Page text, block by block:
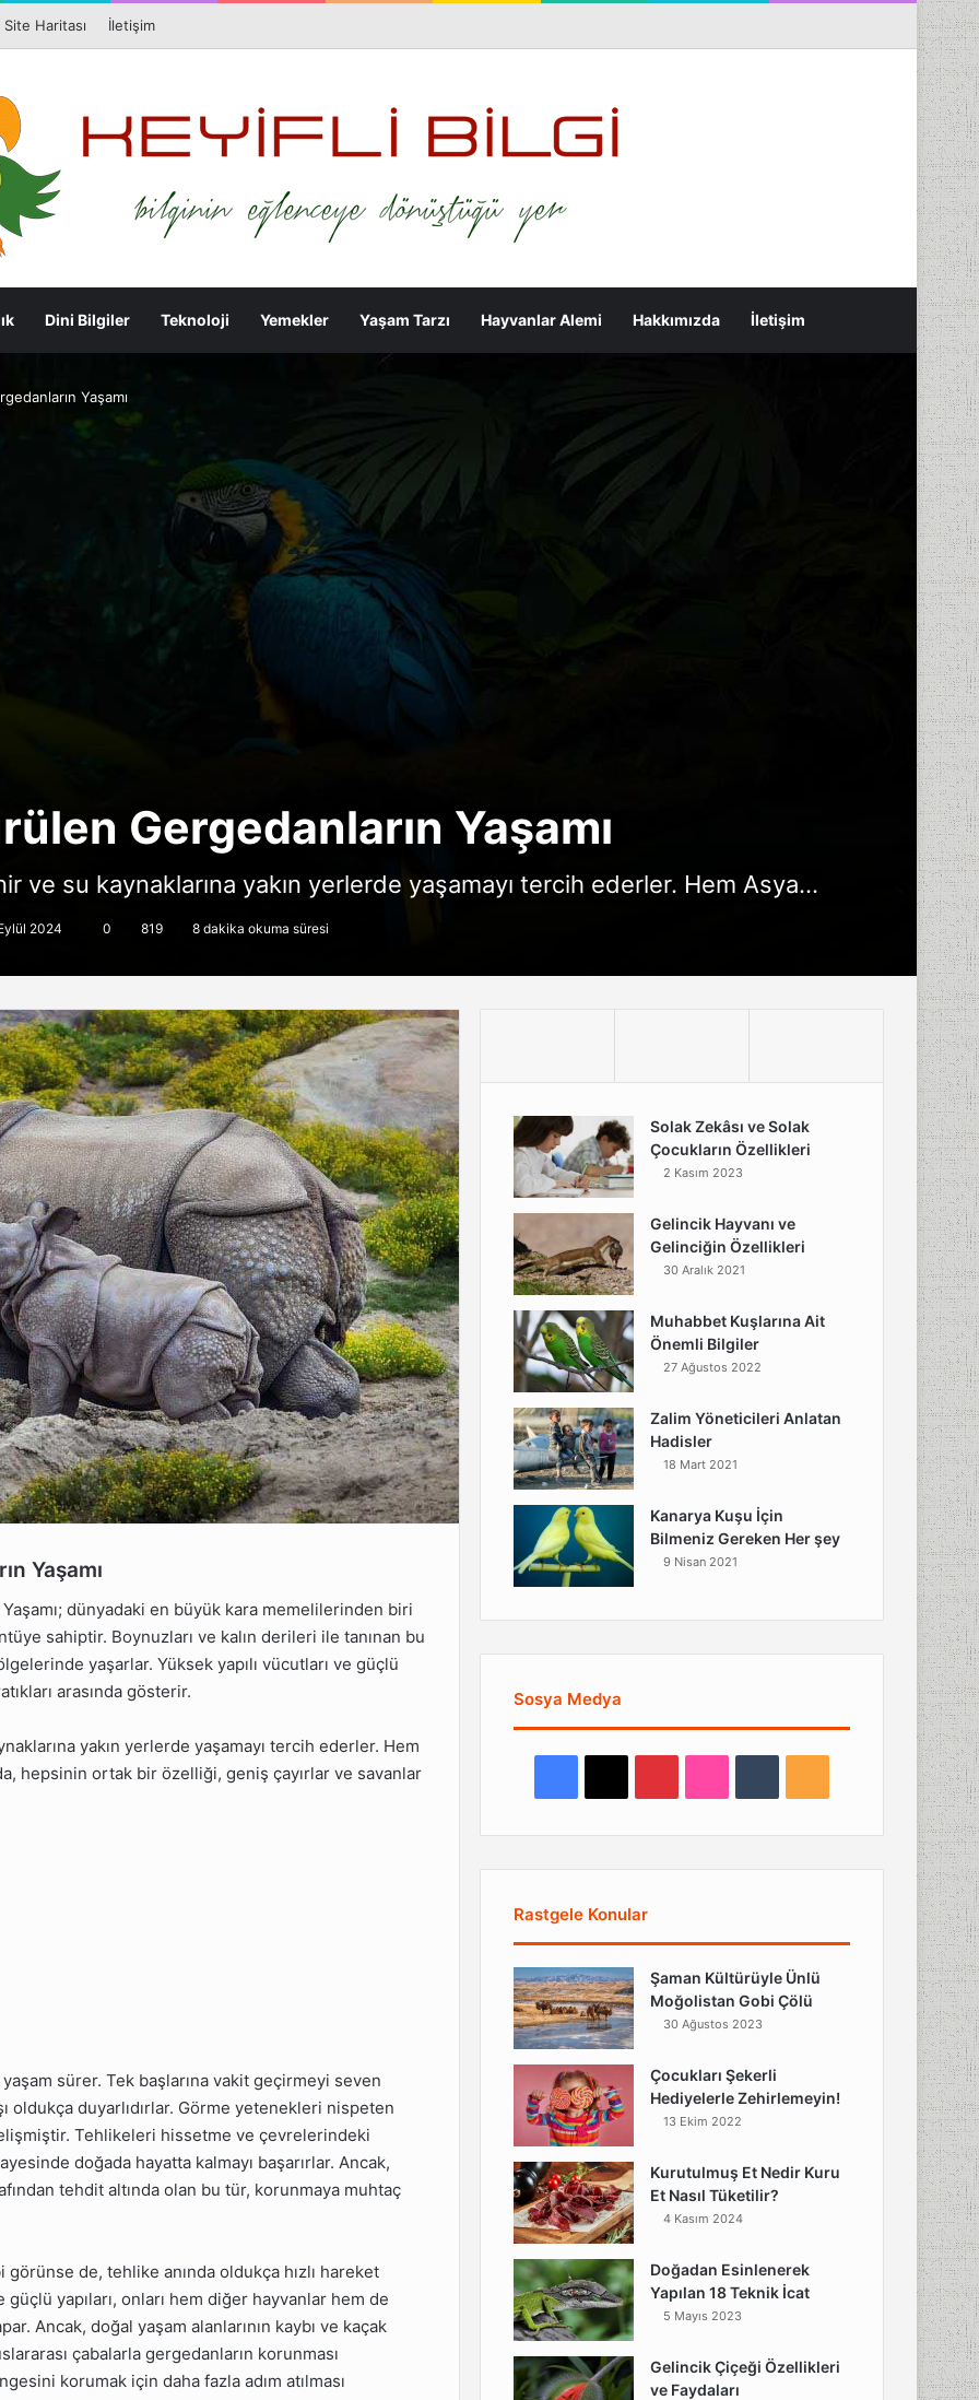
Site Haritası İletişim
Dini Bilgiler Teknoloji Yemekler Yaşam Tarzı Hayvanlar Alemi Hakkımızda İletişim
Yaşamı
Gergedanların Yaşamı
ve su kaynaklarına yakın yerlerde yaşamayı tercih ederler. Hem Asya...
2024 0 819 8 dakika okuma süresi
Yaşamı
dünyadaki en büyük kara memelilerinden biri
sahiptir. Boynuzları ve kalın derileri ile tanınan bu
yaşarlar. Yüksek yapılı vücutları ve güçlü
arasında gösterir.
yakın yerlerde yaşamayı tercih ederler. Hem
hepsinin ortak bir özelliği, geniş çayırlar ve savanlar
sürer. Tek başlarına vakit geçirmeyi seven
oldukça duyarlıdırlar. Görme yetenekleri nispeten
Tehlikeleri hissetme ve çevrelerindeki
doğada hayatta kalmayı başarırlar. Ancak,
tehdit altında olan bu tür, korunmaya muhtaç
de, tehlike anında oldukça hızlı hareket
yapıları, onları hem diğer hayvanlar hem de
Ancak, doğal yaşam alanlarının kaybı ve kaçak
çabalarla gergedanların korunması
korumak için daha fazla adım atılması
Solak Zekâsı ve Solak
Çocukların Özellikleri
2 Kasım 2023
Gelincik Hayvanı ve
Gelinciğin Özellikleri
30 Aralık 2021
Muhabbet Kuşlarına Ait
Önemli Bilgiler
27 Ağustos 2022
Zalim Yöneticileri Anlatan
Hadisler
18 Mart 2021
Kanarya Kuşu İçin
Bilmeniz Gereken Her şey
9 Nisan 2021
Sosya Medya
Rastgele Konular
Şaman Kültürüyle Ünlü
Moğolistan Gobi Çölü
30 Ağustos 2023
Çocukları Şekerli
Hediyelerle Zehirlemeyin!
13 Ekim 2022
Kurutulmuş Et Nedir Kuru
Et Nasıl Tüketilir?
4 Kasım 2024
Doğadan Esinlenerek
Yapılan 18 Teknik İcat
5 Mayıs 2023
Gelincik Çiçeği Özellikleri
ve Faydaları